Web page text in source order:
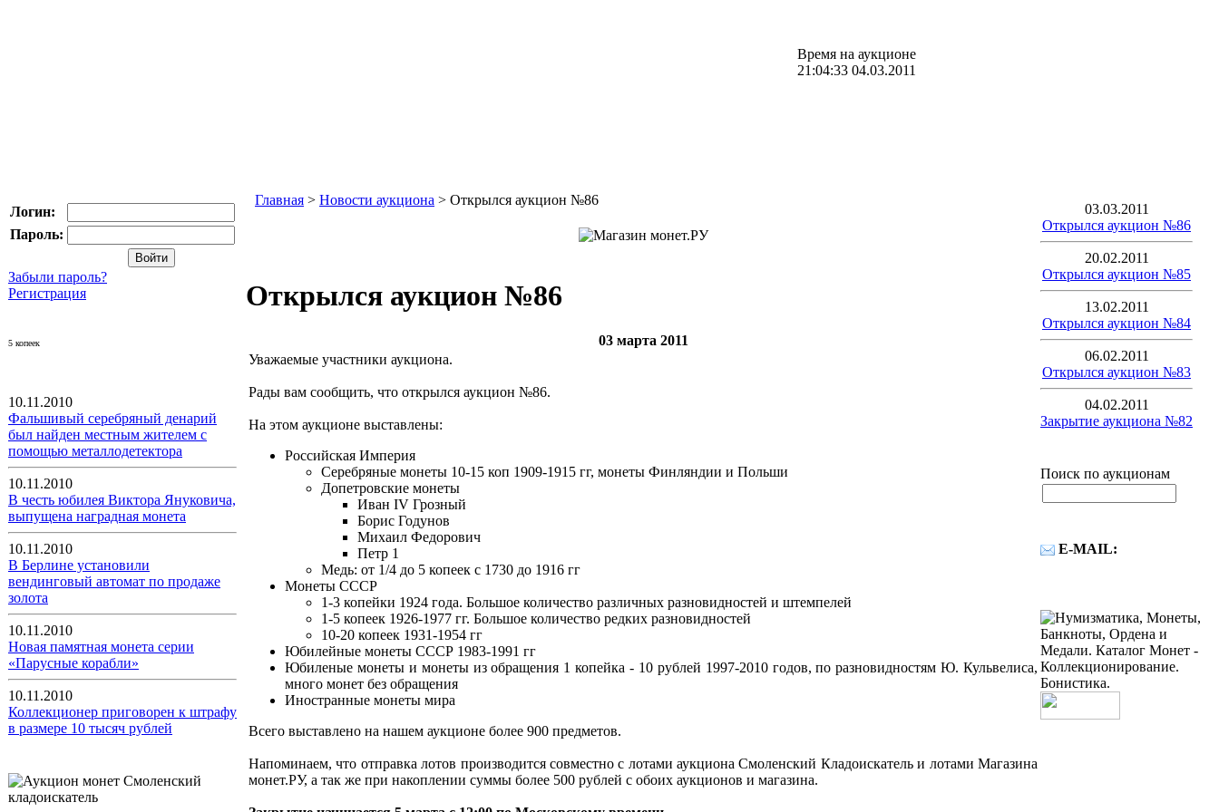
Время на аукционе
21:04:33 04.03.2011
Логин:
Пароль:
Забыли пароль?
Регистрация
5 копеек
10.11.2010
Фальшивый серебряный денарий
был найден местным жителем с
помощью металлодетектора
10.11.2010
В честь юбилея Виктора Януковича,
выпущена наградная монета
10.11.2010
В Берлине установили
вендинговый автомат по продаже
золота
10.11.2010
Новая памятная монета серии
«Парусные корабли»
10.11.2010
Коллекционер приговорен к штрафу
в размере 10 тысяч рублей
Главная > Новости аукциона > Открылся аукцион №86
Открылся аукцион №86
03 марта 2011
Уважаемые участники аукциона.
Рады вам сообщить, что открылся аукцион №86.
На этом аукционе выставлены:
Российская Империя
Серебряные монеты 10-15 коп 1909-1915 гг, монеты Финляндии и Польши
Допетровские монеты
Иван IV Грозный
Борис Годунов
Михаил Федорович
Петр 1
Медь: от 1/4 до 5 копеек с 1730 до 1916 гг
Монеты СССР
1-3 копейки 1924 года. Большое количество различных разновидностей и штемпелей
1-5 копеек 1926-1977 гг. Большое количество редких разновидностей
10-20 копеек 1931-1954 гг
Юбилейные монеты СССР 1983-1991 гг
Юбиленые монеты и монеты из обращения 1 копейка - 10 рублей 1997-2010 годов, по разновидностям Ю. Кульвелиса,
много монет без обращения
Иностранные монеты мира
Всего выставлено на нашем аукционе более 900 предметов.
Напоминаем, что отправка лотов производится совместно с лотами аукциона Смоленский Кладоискатель и лотами Магазина
монет.РУ, а так же при накоплении суммы более 500 рублей с обоих аукционов и магазина.
03.03.2011
Открылся аукцион №86
20.02.2011
Открылся аукцион №85
13.02.2011
Открылся аукцион №84
06.02.2011
Открылся аукцион №83
04.02.2011
Закрытие аукциона №82
Поиск по аукционам
E-MAIL: